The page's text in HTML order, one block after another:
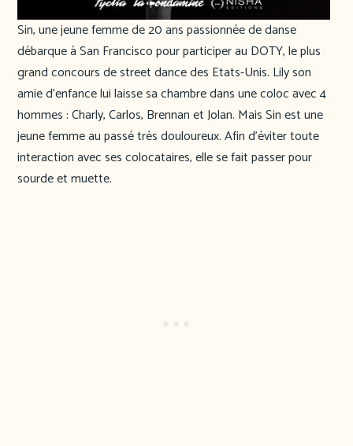
Sin, une jeune femme de 20 ans passionnée de danse
débarque à San Francisco pour participer au DOTY, le plus
grand concours de street dance des Etats-Unis. Lily son
amie d’enfance lui laisse sa chambre dans une coloc avec 4
hommes : Charly, Carlos, Brennan et Jolan. Mais Sin est une
jeune femme au passé très douloureux. Afin d’éviter toute
interaction avec ses colocataires, elle se fait passer pour
sourde et muette.